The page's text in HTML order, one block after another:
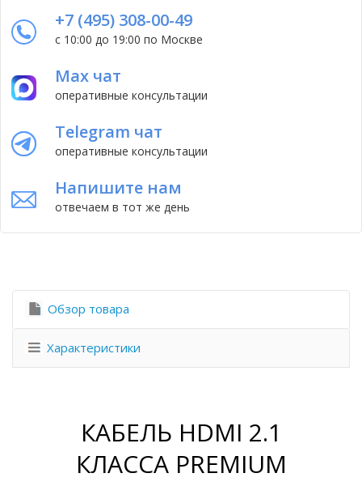
+7 (495) 308-00-49
с 10:00 до 19:00 по Москве
Max чат
оперативные консультации
Telegram чат
оперативные консультации
Напишите нам
отвечаем в тот же день
Обзор товара
Характеристики
КАБЕЛЬ HDMI 2.1
КЛАССА PREMIUM